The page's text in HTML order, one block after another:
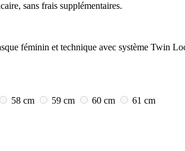
sans frais supplémentaires.
féminin et technique avec système Twin
58 cm 59 cm 60 cm
61 cm